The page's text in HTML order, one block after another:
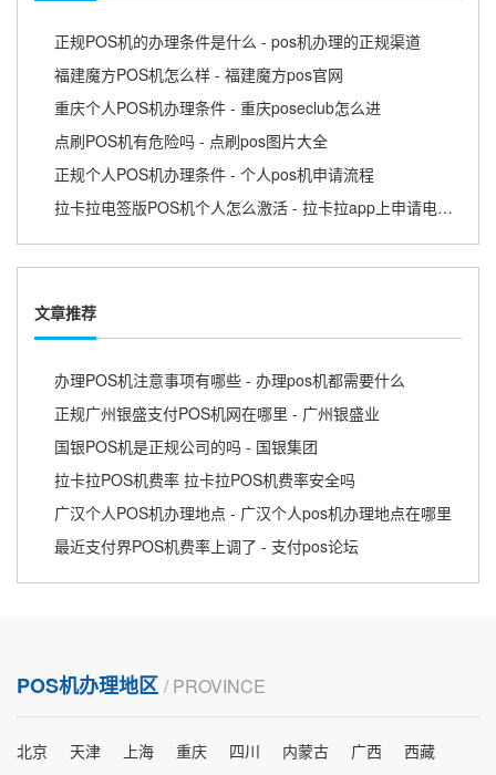
正规POS机的办理条件是什么 - pos机办理的正规渠道
福建魔方POS机怎么样 - 福建魔方pos官网
重庆个人POS机办理条件 - 重庆poseclub怎么进
点刷POS机有危险吗 - 点刷pos图片大全
正规个人POS机办理条件 - 个人pos机申请流程
拉卡拉电签版POS机个人怎么激活 - 拉卡拉app上申请电签pos需要收费吗
文章推荐
办理POS机注意事项有哪些 - 办理pos机都需要什么
正规广州银盛支付POS机网在哪里 - 广州银盛业
国银POS机是正规公司的吗 - 国银集团
拉卡拉POS机费率 拉卡拉POS机费率安全吗
广汉个人POS机办理地点 - 广汉个人pos机办理地点在哪里
最近支付界POS机费率上调了 - 支付pos论坛
POS机办理地区 / PROVINCE
北京 天津 上海 重庆 四川 内蒙古 广西 西藏